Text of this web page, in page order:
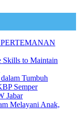
Skills to Maintain
Tumbuh
Semper
Jabar
Melayani Anak,